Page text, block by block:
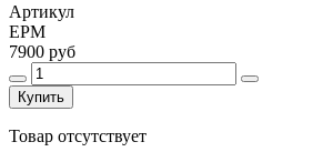
Артикул
EPM
7900 руб
Купить
Товар отсутствует